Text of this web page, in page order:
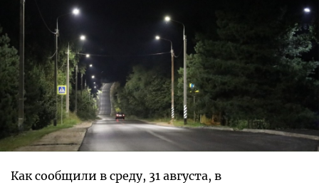
Как сообщили в среду, 31 августа, в